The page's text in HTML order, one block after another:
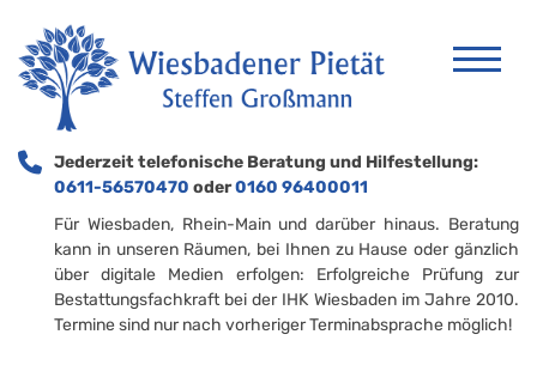
Jederzeit telefonische Beratung und Hilfestellung:
0611-56570470 oder0160 96400011
Für Wiesbaden, Rhein-Main und darüber hinaus. Beratung
kann in unseren Räumen, bei Ihnen zu Hause oder gänzlich
über digitale Medien erfolgen: Erfolgreiche Prüfung zur
Bestattungsfachkraft bei der IHK Wiesbaden im Jahre 2010.
Termine sind nur nach vorheriger Terminabsprache möglich!